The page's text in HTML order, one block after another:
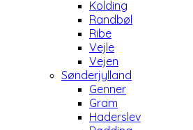
Kolding
Randbøl
Ribe
Vejle
Vejen
Sønderjylland
Genner
Gram
Haderslev